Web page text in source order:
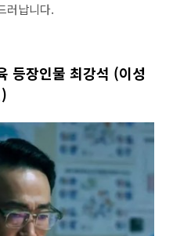
러납니다.
등장인물 최강석 (이성